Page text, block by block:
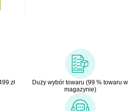
zł
Duży wybór towaru (99 % towaru w
magazynie)